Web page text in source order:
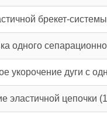
брекет-
одного
укорочение дуги с
эластичной цепочки